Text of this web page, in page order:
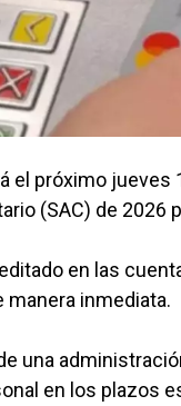
el próximo
(SAC) de 2026
en las
inmediata.
una
en los plazos